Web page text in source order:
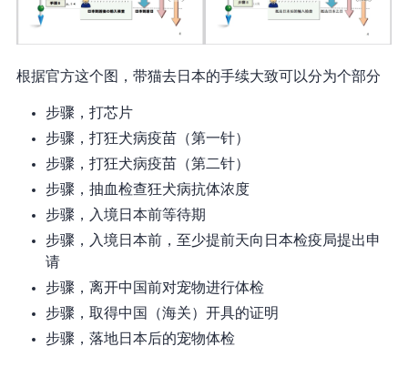
根据官方这个图，带猫去日本的手续大致可以分为 8 个部分
步骤1，打芯片
步骤2，打狂犬病疫苗（第一针）
步骤2，打狂犬病疫苗（第二针）
步骤3，抽血检查狂犬病抗体浓度
步骤4，入境日本前等待期
步骤5，入境日本前，至少提前 40 天向日本检疫局提出申
请
步骤6，离开中国前对宠物进行体检
步骤7，取得中国（海关）开具的证明
步骤8，落地日本后的宠物体检